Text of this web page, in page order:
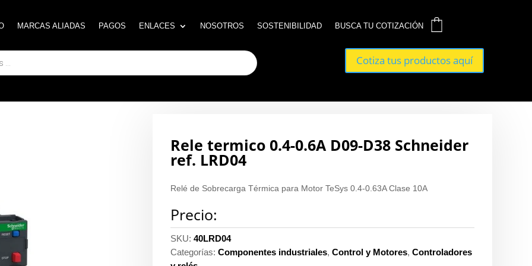
MARCAS ALIADAS PAGOS ENLACES NOSOTROS SOSTENIBILIDAD BUSCA TU COTIZACIÓN
Cotiza tus productos aquí
MARCAS ALIADAS PAGOS ENLACES NOSOTROS SOSTENIBILIDAD BUSCA TU COTIZACIÓN
Cotiza tus productos aquí
Rele termico 0.4-0.6A D09-D38 Schneider
ref. LRD04
Relé de Sobrecarga Térmica para Motor TeSys 0.4-0.63A Clase 10A
Precio:
SKU:40LRD04
Categorías:Componentes industriales,Control y Motores,Controladores